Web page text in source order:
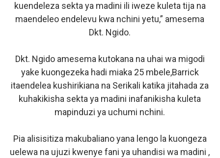
kuendeleza sekta ya madini ili iweze kuleta tija na
maendeleo endelevu kwa nchini yetu,” amesema
Dkt. Ngido.
Dkt. Ngido amesema kutokana na uhai wa migodi
yake kuongezeka hadi miaka 25 mbele,Barrick
itaendelea kushirikiana na Serikali katika jitahada za
kuhakikisha sekta ya madini inafanikisha kuleta
mapinduzi ya uchumi nchini.
Pia alisisitiza makubaliano yana lengo la kuongeza
uelewa na ujuzi kwenye fani ya uhandisi wa madini ,